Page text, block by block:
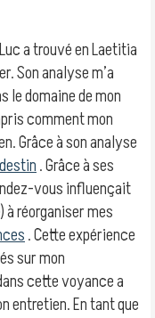
a trouvé en Laetitia
Son analyse m’a
le domaine de mon
comment mon
Grâce à son analyse
destin. Grâce à ses
vous influençait
à réorganiser mes
. Cette expérience
sur mon
cette voyance a
entretien. En tant que